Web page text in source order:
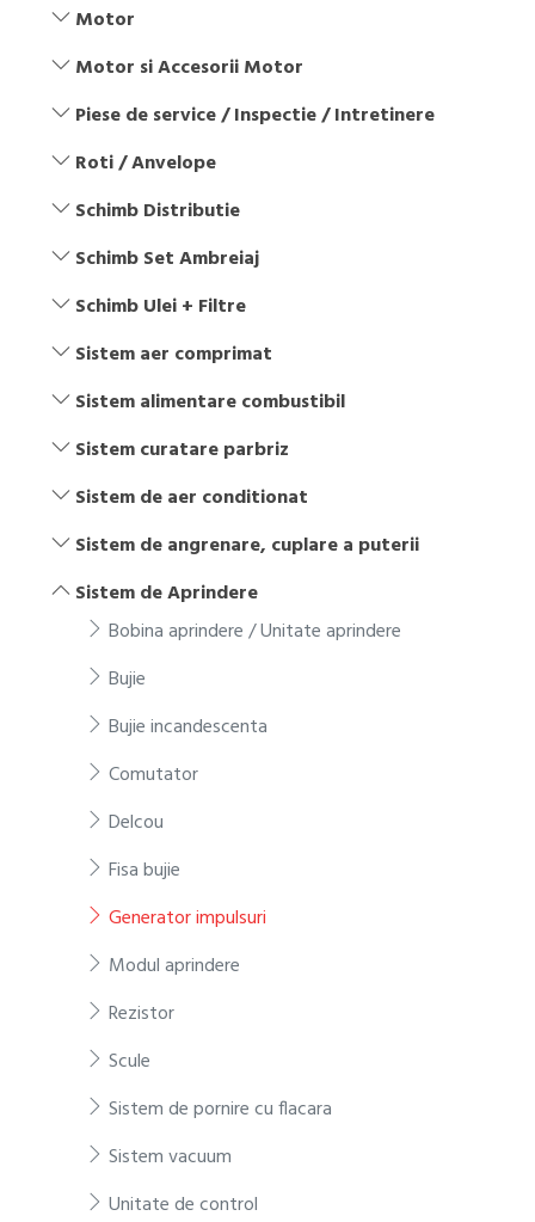
Motor
Motor si Accesorii Motor
Piese de service / Inspectie / Intretinere
Roti / Anvelope
Schimb Distributie
Schimb Set Ambreiaj
Schimb Ulei + Filtre
Sistem aer comprimat
Sistem alimentare combustibil
Sistem curatare parbriz
Sistem de aer conditionat
Sistem de angrenare, cuplare a puterii
Sistem de Aprindere
Bobina aprindere / Unitate aprindere
Bujie
Bujie incandescenta
Comutator
Delcou
Fisa bujie
Generator impulsuri
Modul aprindere
Rezistor
Scule
Sistem de pornire cu flacara
Sistem vacuum
Unitate de control